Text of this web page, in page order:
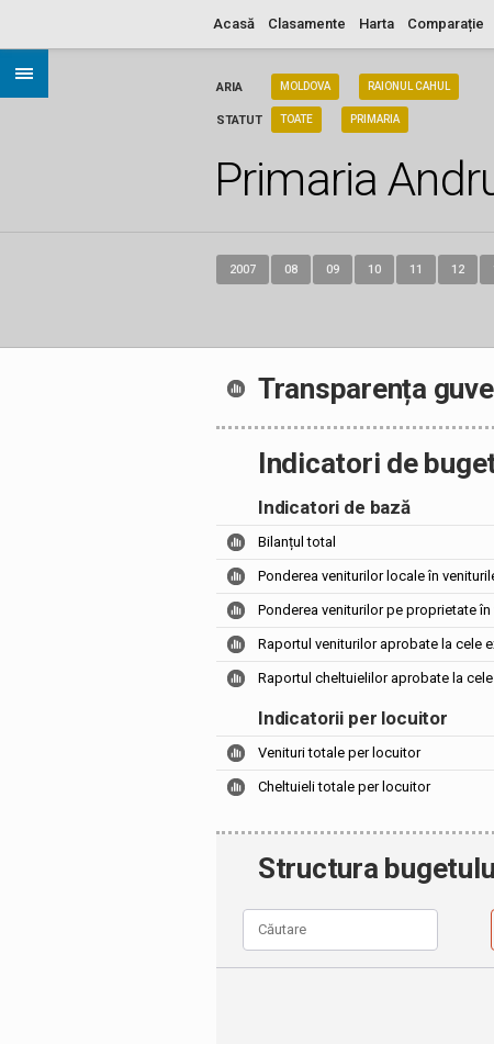
Acasă Clasamente Harta Comparație
ARIA
STATUT
MOLDOVA RAIONUL CAHUL
TOATE PRIMARIA
Primaria
2007 08 09 10 11 12
Transparența
Indicatori de
Indicatori de bază
Bilanțul total
Ponderea veniturilor locale în
Ponderea veniturilor pe proprietate
Raportul veniturilor aprobate la cele
Raportul cheltuielilor aprobate la
Indicatorii per locuitor
Venituri totale per locuitor
Cheltuieli totale per locuitor
Structura